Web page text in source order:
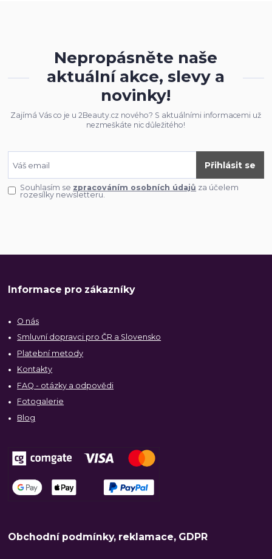
Nepropásněte naše
aktuální akce, slevy a
novinky!
Zajímá Vás co je u 2Beauty.cz nového? S aktuálními informacemi už
nezmeškáte nic důležitého!
Přihlásit se
Souhlasím se zpracováním osobních údajů za účelem
rozesílky newsletteru.
Informace pro zákazníky
O nás
Smluvní dopravci pro ČR a Slovensko
Platební metody
Kontakty
FAQ - otázky a odpovědi
Fotogalerie
Blog
Obchodní podmínky, reklamace, GDPR